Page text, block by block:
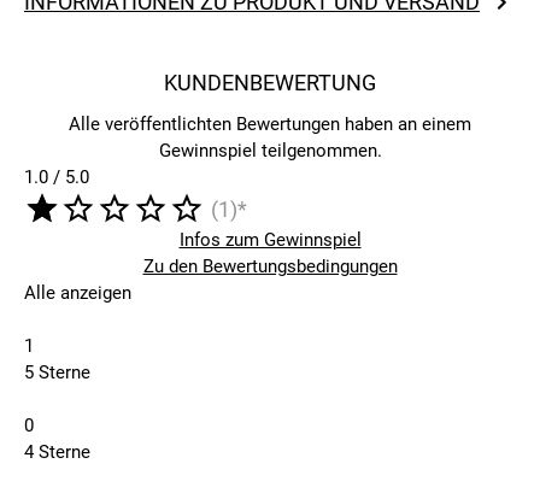
KUNDENBEWERTUNG
Alle veröffentlichten Bewertungen haben an einem
Gewinnspiel teilgenommen.
1.0 / 5.0
(1)*
Infos zum Gewinnspiel
Zu den Bewertungsbedingungen
Alle anzeigen
1
5 Sterne
0
4 Sterne